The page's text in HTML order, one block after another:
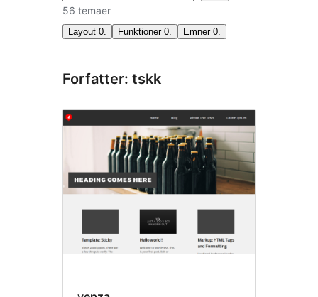
56 temaer
Layout 0. Funktioner 0. Emner 0.
Forfatter: tskk